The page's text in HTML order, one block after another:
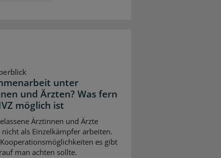
unter
und Ärzten? Was fern
möglich ist
Ärztinnen und Ärzte
als Einzelkämpfer arbeiten.
es gibt
man achten sollte.